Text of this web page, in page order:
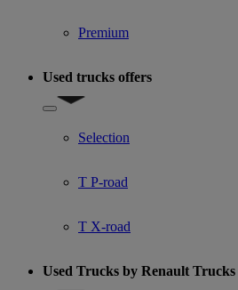
Premium
Used trucks offers
Show submenu for Used trucks offers
Selection
T P-road
T X-road
Used Trucks by Renault Trucks